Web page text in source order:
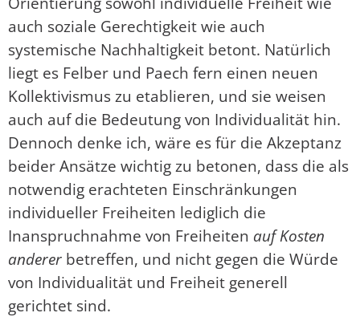
auch soziale Gerechtigkeit wie auch
systemische Nachhaltigkeit betont. Natürlich
liegt es Felber und Paech fern einen neuen
Kollektivismus zu etablieren, und sie weisen
auch auf die Bedeutung von Individualität hin.
Dennoch denke ich, wäre es für die Akzeptanz
beider Ansätze wichtig zu betonen, dass die als
notwendig erachteten Einschränkungen
individueller Freiheiten lediglich die
Inanspruchnahme von Freiheiten auf Kosten
anderer betreffen, und nicht gegen die Würde
von Individualität und Freiheit generell
gerichtet sind.